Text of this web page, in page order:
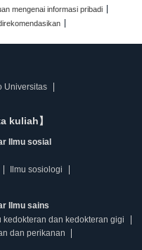
mengenai informasi pribadi
Universitas
kuliah】
Ilmu sosial
Ilmu sosiologi
Ilmu sains
kedokteran dan kedokteran gigi
dan perikanan